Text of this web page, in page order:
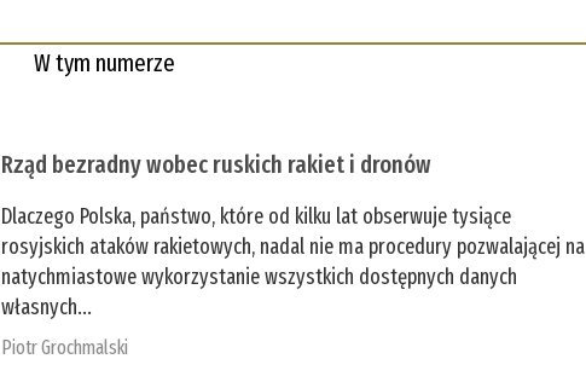
W tym numerze
Rząd bezradny wobec ruskich rakiet i dronów
Dlaczego Polska, państwo, które od kilku lat obserwuje tysiące
rosyjskich ataków rakietowych, nadal nie ma procedury pozwalającej na
natychmiastowe wykorzystanie wszystkich dostępnych danych
własnych...
Piotr Grochmalski